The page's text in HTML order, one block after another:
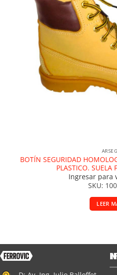
ARSEG
BOTÍN SEGURIDAD
PLASTICO. SUELA
Ingresar para
SKU:
LEER